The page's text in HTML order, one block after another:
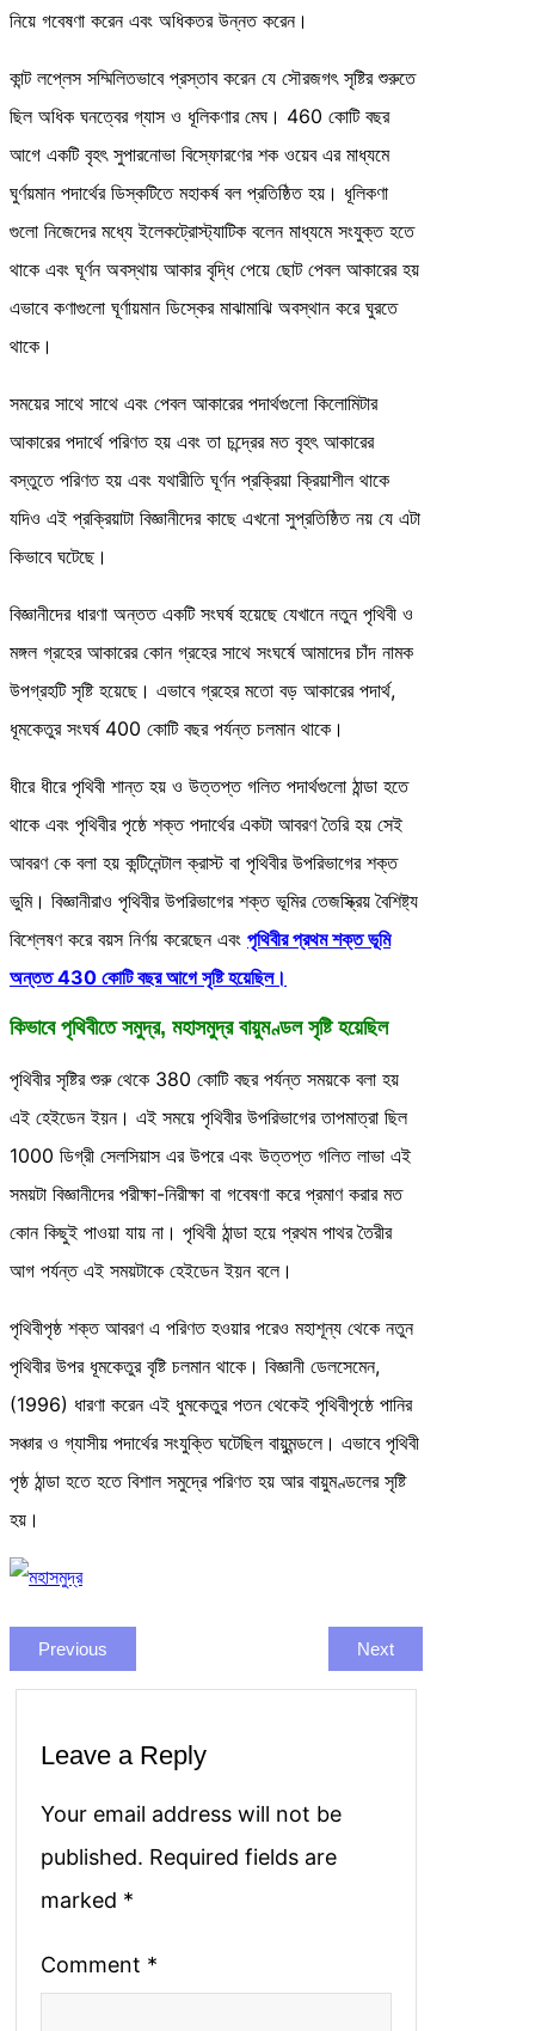
নিয়ে গবেষণা করেন এবং অধিকতর উন্নত করেন।
কান্ট লপ্লেস সম্মিলিতভাবে প্রস্তাব করেন যে সৌরজগৎ সৃষ্টির শুরুতে
ছিল অধিক ঘনত্বের গ্যাস ও ধূলিকণার মেঘ। 460 কোটি বছর
আগে একটি বৃহৎ সুপারনোভা বিস্ফোরণের শক ওয়েব এর মাধ্যমে
ঘুর্ণয়মান পদার্থের ডিস্কটিতে মহাকর্ষ বল প্রতিষ্ঠিত হয়। ধূলিকণা
গুলো নিজেদের মধ্যে ইলেকট্রোস্ট্যাটিক বলেন মাধ্যমে সংযুক্ত হতে
থাকে এবং ঘূর্ণন অবস্থায় আকার বৃদ্ধি পেয়ে ছোট পেবল আকারের হয়
এভাবে কণাগুলো ঘূর্ণায়মান ডিস্কের মাঝামাঝি অবস্থান করে ঘুরতে
থাকে।
সময়ের সাথে সাথে এবং পেবল আকারের পদার্থগুলো কিলোমিটার
আকারের পদার্থে পরিণত হয় এবং তা চন্দ্রের মত বৃহৎ আকারের
বস্তুতে পরিণত হয় এবং যথারীতি ঘূর্ণন প্রক্রিয়া ক্রিয়াশীল থাকে
যদিও এই প্রক্রিয়াটা বিজ্ঞানীদের কাছে এখনো সুপ্রতিষ্ঠিত নয় যে এটা
কিভাবে ঘটেছে।
বিজ্ঞানীদের ধারণা অন্তত একটি সংঘর্ষ হয়েছে যেখানে নতুন পৃথিবী ও
মঙ্গল গ্রহের আকারের কোন গ্রহের সাথে সংঘর্ষে আমাদের চাঁদ নামক
উপগ্রহটি সৃষ্টি হয়েছে। এভাবে গ্রহের মতো বড় আকারের পদার্থ,
ধূমকেতুর সংঘর্ষ 400 কোটি বছর পর্যন্ত চলমান থাকে।
ধীরে ধীরে পৃথিবী শান্ত হয় ও উত্তপ্ত গলিত পদার্থগুলো ঠান্ডা হতে
থাকে এবং পৃথিবীর পৃষ্ঠে শক্ত পদার্থের একটা আবরণ তৈরি হয় সেই
আবরণ কে বলা হয় কন্টিনেন্টাল ক্রাস্ট বা পৃথিবীর উপরিভাগের শক্ত
ভুমি। বিজ্ঞানীরাও পৃথিবীর উপরিভাগের শক্ত ভূমির তেজস্ক্রিয় বৈশিষ্ট্য
বিশ্লেষণ করে বয়স নির্ণয় করেছেন এবং পৃথিবীর প্রথম শক্ত ভূমি
অন্তত 430 কোটি বছর আগে সৃষ্টি হয়েছিল।
কিভাবে পৃথিবীতে সমুদ্র, মহাসমুদ্র বায়ুমণ্ডল সৃষ্টি হয়েছিল
পৃথিবীর সৃষ্টির শুরু থেকে 380 কোটি বছর পর্যন্ত সময়কে বলা হয়
এই হেইডেন ইয়ন। এই সময়ে পৃথিবীর উপরিভাগের তাপমাত্রা ছিল
1000 ডিগ্রী সেলসিয়াস এর উপরে এবং উত্তপ্ত গলিত লাভা এই
সময়টা বিজ্ঞানীদের পরীক্ষা-নিরীক্ষা বা গবেষণা করে প্রমাণ করার মত
কোন কিছুই পাওয়া যায় না। পৃথিবী ঠান্ডা হয়ে প্রথম পাথর তৈরীর
আগ পর্যন্ত এই সময়টাকে হেইডেন ইয়ন বলে।
পৃথিবীপৃষ্ঠ শক্ত আবরণ এ পরিণত হওয়ার পরেও মহাশূন্য থেকে নতুন
পৃথিবীর উপর ধূমকেতুর বৃষ্টি চলমান থাকে। বিজ্ঞানী ডেলসেমেন,
(1996) ধারণা করেন এই ধুমকেতুর পতন থেকেই পৃথিবীপৃষ্ঠে পানির
সঞ্চার ও গ্যাসীয় পদার্থের সংযুক্তি ঘটেছিল বায়ুমন্ডলে। এভাবে পৃথিবী
পৃষ্ঠ ঠান্ডা হতে হতে বিশাল সমুদ্রে পরিণত হয় আর বায়ুমণ্ডলের সৃষ্টি
হয়।
Previous Next
Leave a Reply
Your email address will not be
published. Required fields are
marked *
Comment *